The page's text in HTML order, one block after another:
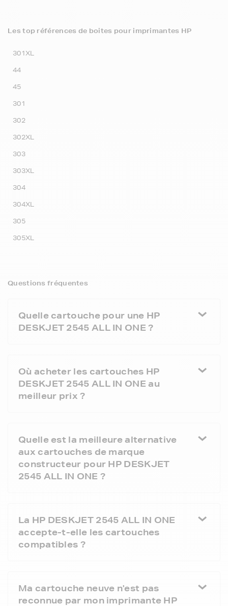
Les top références de boites pour imprimantes HP
301XL
44
45
301
302
302XL
303
303XL
304
304XL
305
305XL
Questions fréquentes
Quelle cartouche pour une HP
DESKJET 2545 ALL IN ONE ?
Où acheter les cartouches HP
DESKJET 2545 ALL IN ONE au
meilleur prix ?
Quelle est la meilleure alternative
aux cartouches de marque
constructeur pour HP DESKJET
2545 ALL IN ONE ?
La HP DESKJET 2545 ALL IN ONE
accepte-t-elle les cartouches
compatibles ?
Ma cartouche neuve n'est pas
reconnue par mon imprimante HP